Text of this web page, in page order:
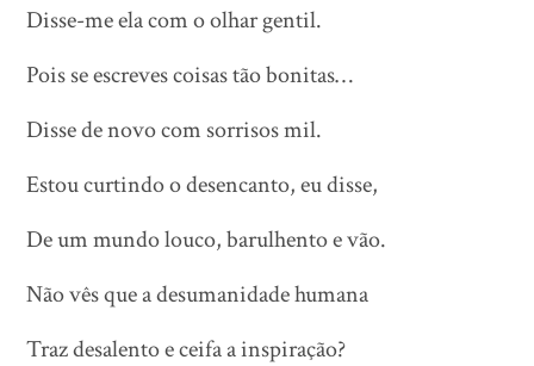
Disse-me ela com o olhar gentil.
Pois se escreves coisas tão bonitas…
Disse de novo com sorrisos mil.
Estou curtindo o desencanto, eu disse,
De um mundo louco, barulhento e vão.
Não vês que a desumanidade humana
Traz desalento e ceifa a inspiração?